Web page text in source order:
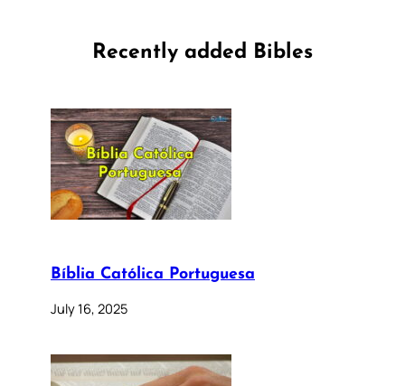
Recently added Bibles
Bíblia Católica Portuguesa
July 16, 2025